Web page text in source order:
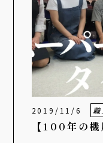
2019/11/6
【100年の